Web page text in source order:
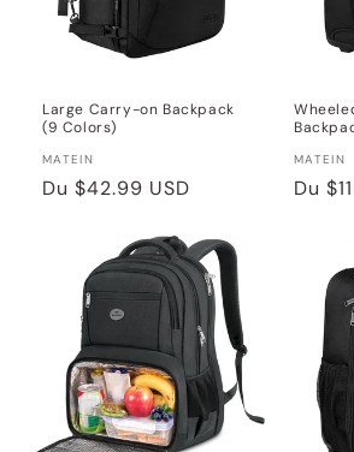
Large Carry-on Backpack
(9 Colors)
Distributeur :
MATEIN
Prix
Du $42.99 USD
MATEIN
Prix
Du